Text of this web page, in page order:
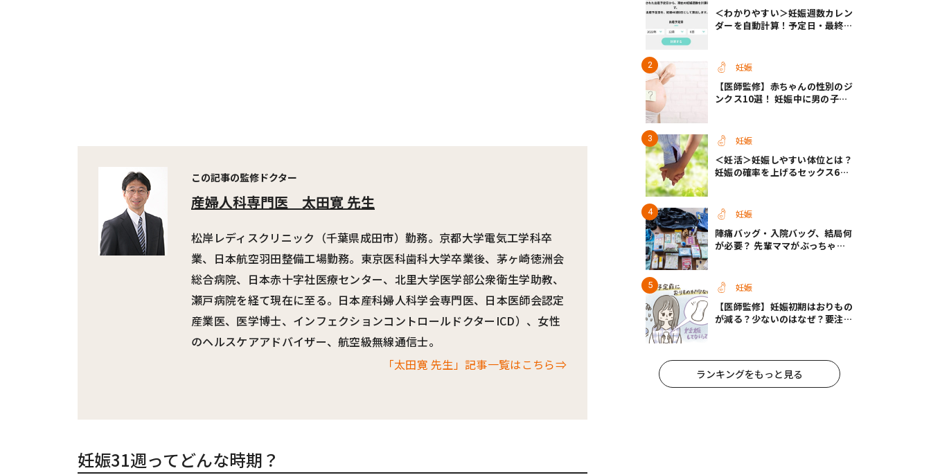
この記事の監修ドクター
産婦人科専門医 太田寛 先生
松岸レディスクリニック（千葉県成田市）勤務。京都大学電気工学科卒
業、日本航空羽田整備工場勤務。東京医科歯科大学卒業後、茅ヶ崎徳洲会
総合病院、日本赤十字社医療センター、北里大学医学部公衆衛生学助教、
瀬戸病院を経て現在に至る。日本産科婦人科学会専門医、日本医師会認定
産業医、医学博士、インフェクションコントロールドクターICD）、女性
のヘルスケアアドバイザー、航空級無線通信士。
「太田寛 先生」記事一覧はこちら⇒
妊娠31週ってどんな時期？
＜わかりやすい＞妊娠週数カレン
ダーを自動計算！予定日・最終生
妊娠
【医師監修】赤ちゃんの性別のジ
ンクス10選！ 妊娠中に男の子・
妊娠
＜妊活＞妊娠しやすい体位とは？
妊娠の確率を上げるセックス6つ
妊娠
陣痛バッグ・入院バッグ、結局何
が必要？ 先輩ママがぶっちゃけ
妊娠
【医師監修】妊娠初期はおりもの
が減る？少ないのはなぜ？要注意
ランキングをもっと見る